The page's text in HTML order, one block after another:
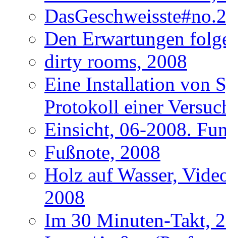
Den Erwartungen
dirty rooms, 2008
Eine Installation von
Protokoll einer
Einsicht, 06-2008.
Fußnote, 2008
Holz auf Wasser,
2008
Im 30 Minuten-Takt,